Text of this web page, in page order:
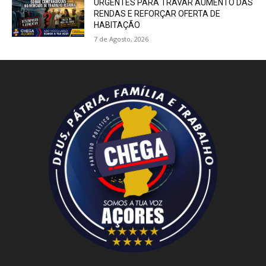
URGENTES PARA TRAVAR AUMENTO DAS
RENDAS E REFORÇAR OFERTA DE
HABITAÇÃO
7 de Agosto, 2026